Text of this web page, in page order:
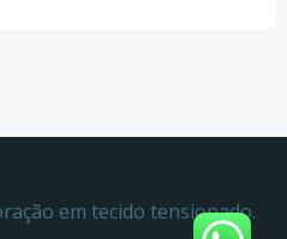
em tecido tensionado.